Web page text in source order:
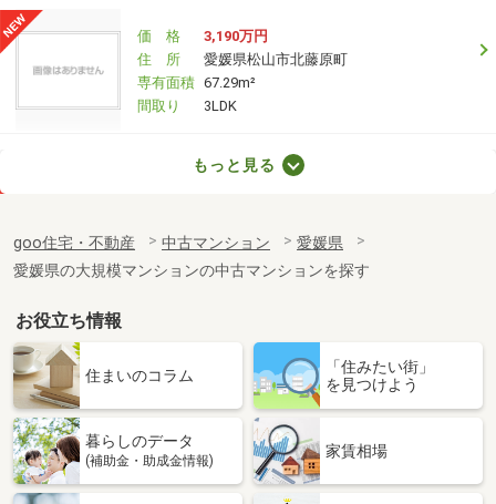
価 格
3,190万円
住 所
愛媛県松山市北藤原町
専有面積 67.29m²
間取り
3LDK
愛媛県今治市中日吉町１
専有面積 86.36m²
間取り
3SLDK
愛媛県松山市萱町５丁目
価 格
1,790万円
愛媛県松山市萱町５丁目
専有面積 84.99m²
間取り
愛媛県松山市一番町１丁目
もっと見る
goo住宅・不動産 中古マンション
愛媛県
愛媛県の大規模マンションの中古マンションを探す
お役立ち情報
住まいのコラム
「住みたい街」
を見つけよう
暮らしのデータ
(補助金・助成金情報)
家賃相場